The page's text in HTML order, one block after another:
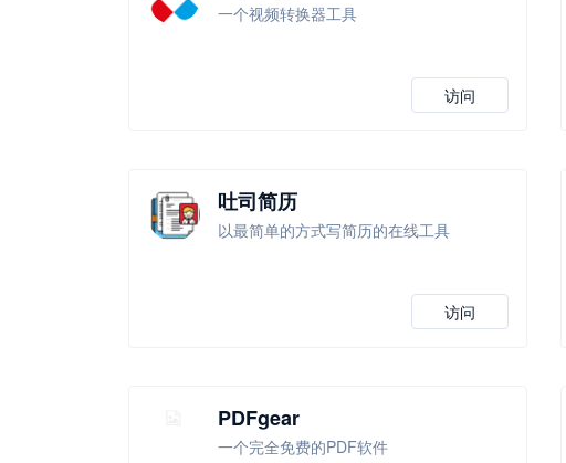
一个视频转换器工具
访问
吐司简历
以最简单的方式写简历的在线工具
访问
PDFgear
一个完全免费的PDF软件